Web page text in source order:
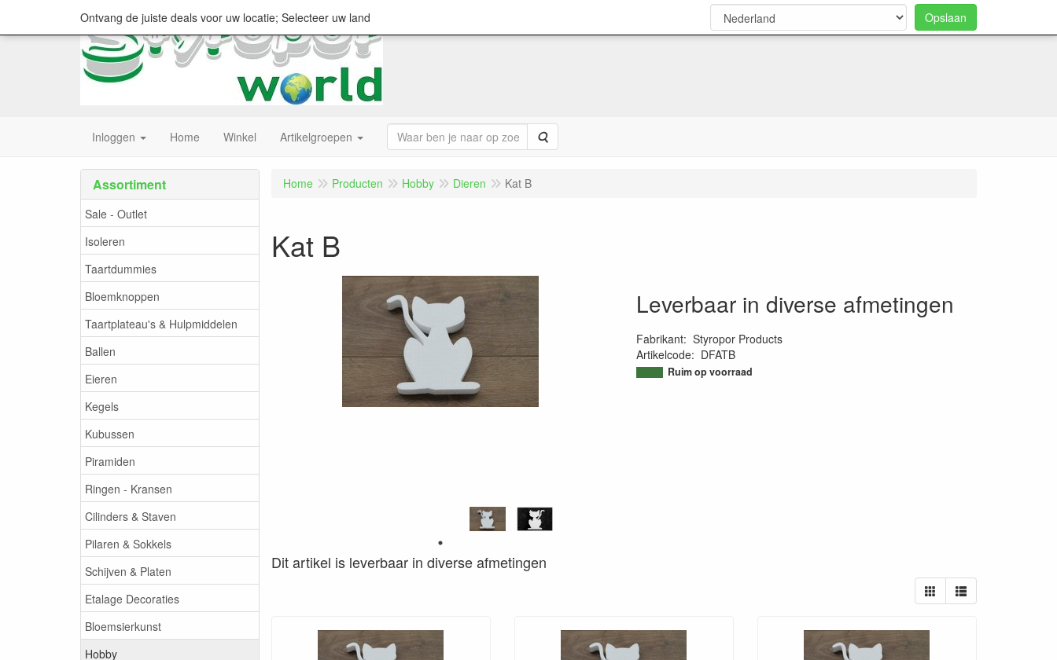
0
Inloggen Home Winkel Artikelgroepen Zoeken
Assortiment
Sale - Outlet
Isoleren
Taartdummies
Bloemknoppen
Taartplateau's & Hulpmiddelen
Ballen
Eieren
Kegels
Kubussen
Piramiden
Ringen - Kransen
Cilinders & Staven
Pilaren & Sokkels
Schijven & Platen
Etalage Decoraties
Bloemsierkunst
Hobby
Home Producten Hobby Dieren Kat B
Kat B
Leverbaar in diverse afmetingen
Fabrikant: Styropor Products
Artikelcode: DFATB
9505551223430
Ruim op voorraad
Dit artikel is leverbaar in diverse afmetingen
Ontvang de juiste deals voor uw locatie; Selecteer uw land Opslaan